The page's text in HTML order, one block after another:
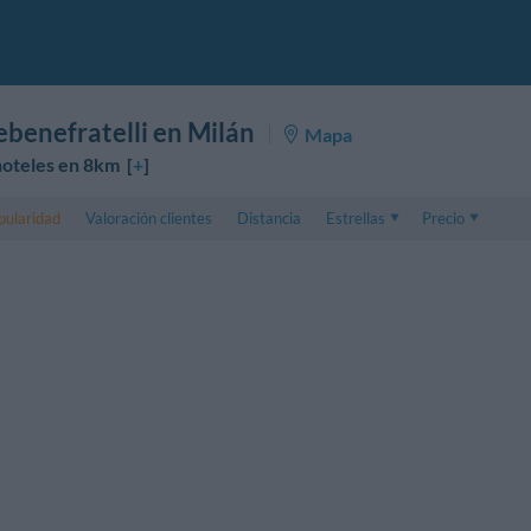
en Milán
Mapa
en 8km [+]
Valoración clientes Distancia
Estrellas
Precio